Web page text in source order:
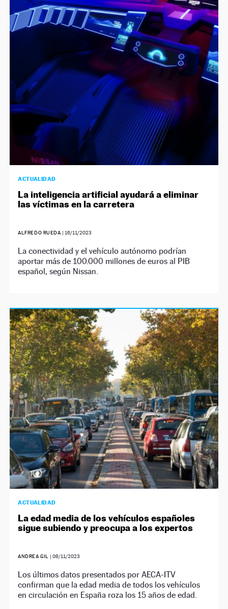
ACTUALIDAD
La inteligencia artificial ayudará a eliminar
las víctimas en la carretera
ALFREDO RUEDA | 16/11/2023
La conectividad y el vehículo autónomo podrían
aportar más de 100.000 millones de euros al PIB
español, según Nissan.
ACTUALIDAD
La edad media de los vehículos españoles
sigue subiendo y preocupa a los expertos
ANDREA GIL |08/11/2023
Los últimos datos presentados por AECA-ITV
confirman que la edad media de todos los vehículos
en circulación en España roza los 15 años de edad.